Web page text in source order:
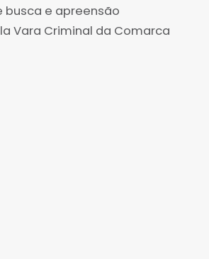
busca e apreensão
Vara Criminal da Comarca